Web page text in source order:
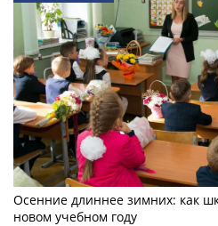
Осенние длиннее зимних: как
новом учебном году